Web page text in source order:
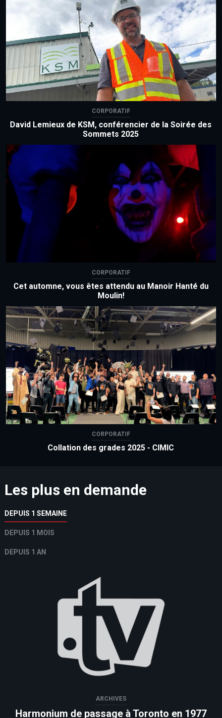
CORPORATIF
David Lemieux de KSM, conférencier de la Soirée des
Sommets 2025
CORPORATIF
Cet automne, vous êtes attendu au Manoir Hanté du
Moulin!
CORPORATIF
Collation des grades 2025 - CIMIC
Les plus en demande
DEPUIS 1 SEMAINE
DEPUIS 1 MOIS
DEPUIS 1 AN
ARCHIVES
Harmonium de passage à Toronto en 1977